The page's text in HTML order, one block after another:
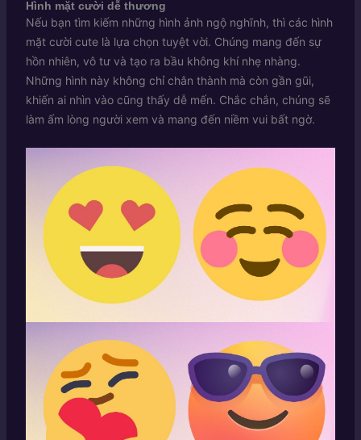
Hình mặt cười dễ thương
Nếu bạn tìm kiếm những hình ảnh ngộ nghĩnh, thì các hình
mặt cười cute là lựa chọn tuyệt vời. Chúng mang đến sự
hồn nhiên, vô tư và tạo ra bầu không khí nhẹ nhàng.
Những hình này không chỉ chân thành mà còn gần gũi,
khiến ai nhìn vào cũng thấy dễ mến. Chắc chắn, chúng sẽ
làm ấm lòng người xem và mang đến niềm vui bất ngờ.